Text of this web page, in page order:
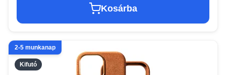
Kosárba
Kifutó
2-5 munkanap